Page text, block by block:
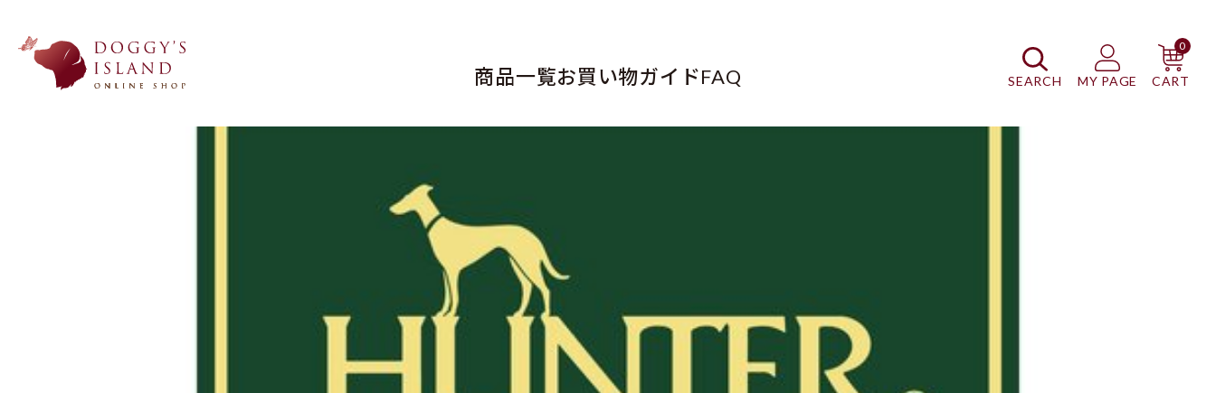
SEARCH MY PAGE CART
0
商品一覧お買い物ガイドFAQ